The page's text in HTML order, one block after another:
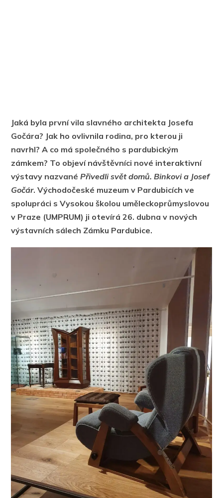
Jaká byla první vila slavného architekta Josefa
Gočára? Jak ho ovlivnila rodina, pro kterou ji
navrhl? A co má společného s pardubickým
zámkem? To objeví návštěvníci nové interaktivní
výstavy nazvanéPřivedli svět domů. Binkovi a Josef
Gočár. Východočeské muzeum v Pardubicích ve
spolupráci s Vysokou školou uměleckoprůmyslovou
v Praze (UMPRUM) ji otevírá 26. dubna v nových
výstavních sálech Zámku Pardubice.